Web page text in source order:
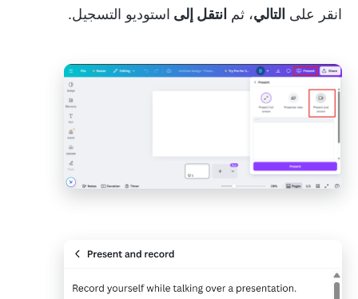
انقر على التالي، ثم انتقل إلى استوديو التسجيل.